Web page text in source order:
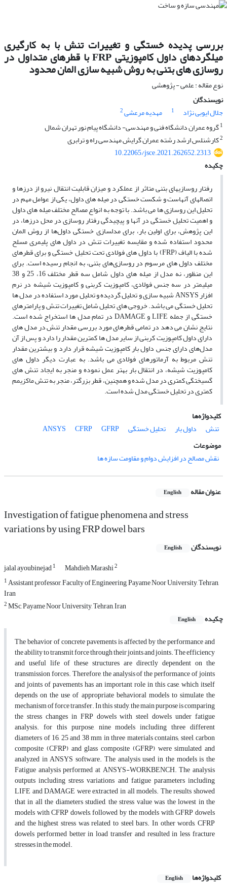
بررسی پدیده خستگی و تغییرات تنش با به کارگیری
میلگردهای داول کامپوزیتی FRP با قطرهای متداول در
روسازی های بتنی به روش شبیه سازی المان محدود
نوع مقاله : علمی - پژوهشی
نویسندگان
جلال ایوبی نژاد
1 مهدیه مرعشی2
1گروه عمران دانشگاه فنی و مهندسی- دانشگاه پیام نور تهران شمال
2کارشنلس ارشد رشته عمران گرایش مهندسی راه و ترابری
10.22065/jsce.2021.262652.2313
چکیده
رفتار روسازیهای بتنی متاثر از عملکرد و میزان قابلیت انتقال نیرو از درزها و
اتصالهای آنهاست و شکست خستگی در میله های داول، یکی از عوامل مهم در
تحلیل این روسازی ها می باشد. با توجه به انواع مصالح مختلف میله های داول
و اهمیت تحلیل خستگی در آنها و پیچیدگی رفتار روسازی در محل درزها، در
این پژوهش، برای اولین بار، برای مدلسازی خستگی داول‌ها از روش المان
محدود استفاده شده و مقایسه تغییرات تنش در داول های پلیمری مسلح
شده با الیاف (FRP) با داول های فولادی تحت تحلیل خستگی و برای قطرهای
مختلف داول های مرسوم در روسازی‌های بتنی، به انجام رسیده است. برای
این منظور، نه مدل از میله های داول شامل سه قطر مختلف 16، 25 و 38
میلیمتر در سه جنس فولادی، کامپوزیت کربنی و کامپوزیت شیشه در نرم
افزار ANSYS شبیه سازی و تحلیل گردیده و تحلیل مورد استفاده در مدل ها
تحلیل خستگی می باشد. خروجی های تحلیل شامل تغییرات تنش و پارامترهای
خستگی از جمله LIFE و DAMAGE در تمام مدل ها استخراج شده است.
نتایج نشان می دهد در تمامی قطرهای مورد بررسی مقدار تنش در مدل های
دارای داول کامپوزیت کربنی از سایر مدل ها کمترین مقدار را دارد و پس از آن
مدل‌های دارای جنس داول بار کامپوزیت شیشه قرار دارد و بیشترین مقدار
تنش مربوط به آرماتورهای فولادی می باشد. به عبارت دیگر داول های
کامپوزیت شیشه، در انتقال بار بهتر عمل نموده و منجر به ایجاد تنش های
گسیختگی کمتری در مدل شده و همچنین، قطر بزرگتر، منجر به تنش ماکزیمم
کمتری در تحلیل خستگی مدل شده است.
کلیدواژه‌ها
تنش
داول بار تحلیل خستگی ANSYS CFRP
GFRP
موضوعات
نقش مصالح در افزایش دوام و مقاومت سازه ها
عنوان مقاله English
Investigation of fatigue phenomena and stress
variations by using FRP dowel bars
نویسندگان English
jalal ayoubinejad1 Mahdieh Marashi2
1Assistant professor, Faculty of Engineering, Payame Noor University, Tehran,
Iran
2MSc, Payame Noor University, Tehran, Iran
چکیده
English
The behavior of concrete pavements is affected by the performance and
the ability to transmit force through their joints and joints. The efficiency
and useful life of these structures are directly dependent on the
transmission forces. Therefore, the analysis of the performance of joints
and joints of pavements has an important role in this case, which itself
depends on the use of appropriate behavioral models to simulate the
mechanism of force transfer. In this study, the main purpose is comparing
the stress changes in FRP dowels with steel dowels under fatigue
analysis. for this purpose, nine models including three different
diameters of 16, 25 and 38 mm in three materials contains; steel, carbon
composite (CFRP) and glass composite (GFRP) were simulated and
analyzed in ANSYS software. The analysis used in the models is the
Fatigue analysis performed at ANSYS-WORKBENCH. The analysis
outputs including stress variations and fatigue parameters including
LIFE and DAMAGE were extracted in all models. The results showed
that in all the diameters studied, the stress value was the lowest in the
models with CFRP dowels, followed by the models with GFRP dowels
and the highest stress was related to steel bars. In other words, CFRP
dowels performed better in load transfer and resulted in less fracture
stresses in the model.
کلیدواژه‌ها English